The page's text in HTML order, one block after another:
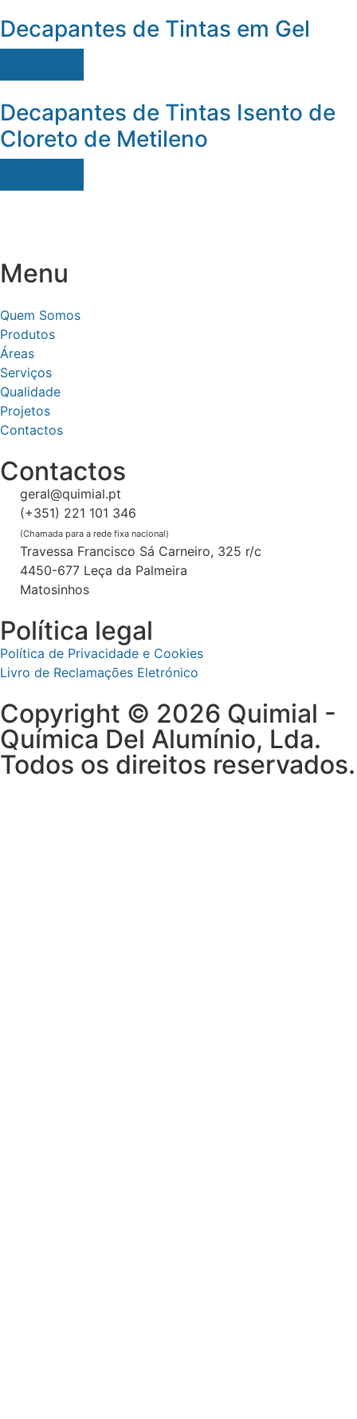
Decapantes de Tintas em Gel
Decapantes de Tintas Isento de
Cloreto de Metileno
Menu
Quem Somos
Produtos
Áreas
Serviços
Qualidade
Projetos
Contactos
Contactos
geral@quimial.pt
(+351) 221 101 346
(Chamada para a rede fixa nacional)
Travessa Francisco Sá Carneiro, 325 r/c
4450-677 Leça da Palmeira
Matosinhos
Política legal
Política de Privacidade e Cookies
Livro de Reclamações Eletrónico
Copyright © 2026 Quimial -
Química Del Alumínio, Lda.
Todos os direitos reservados.